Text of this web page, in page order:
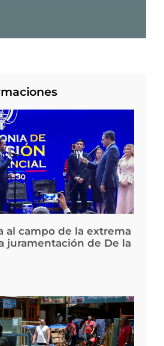
al campo de la extrema
juramentación de De la